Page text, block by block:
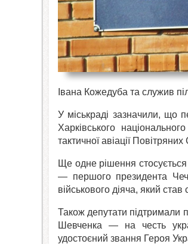
Івана Кожедуба та служив
У міськраді зазначили, що
Харківського
тактичної авіації
Ще одне рішення
— першого президента
військового діяча, який
Також депутати
Шевченка — на честь
удостоєний звання Героя